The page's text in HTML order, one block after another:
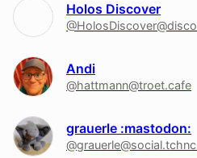
Holos Discover
Andi
@hattmann@troet.cafe
grauerle :mastodon: